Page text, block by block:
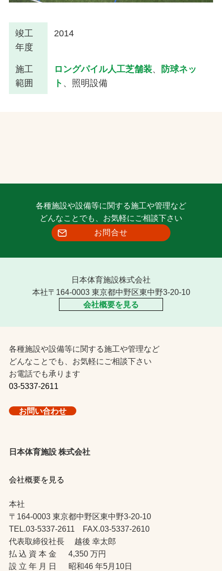
竣工
年度
2014
施工
範囲
ロングパイル人工芝舗装、
防球ネッ
ト 、照明設備
各種施設や設備等に関する施工や管理など
どんなことでも、お気軽にご相談下さい
お問合せ
日本体育施設株式会社
本社〒164-0003 東京都中野区東中野3-20-10
会社概要を見る
各種施設や設備等に関する施工や管理など
どんなことでも、お気軽にご相談下さい
お電話でも承ります
03-5337-2611
お問い合わせ
日本体育施設 株式会社
会社概要を見る
本社
〒164-0003 東京都中野区東中野3-20-10
TEL.03-5337-2611 FAX.03-5337-2610
代表取締役社長 越後 幸太郎
払 込 資 本 金 4,350 万円
設 立 年 月 日 昭和46 年5月10日